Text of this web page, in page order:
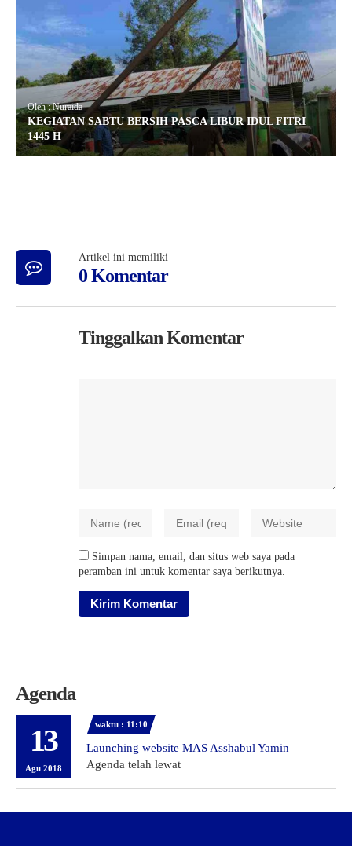
Oleh : Nuraida
KEGIATAN SABTU BERSIH PASCA LIBUR IDUL FITRI
1445 H
Artikel ini memiliki
0 Komentar
Tinggalkan Komentar
Simpan nama, email, dan situs web saya pada
peramban ini untuk komentar saya berikutnya.
Agenda
13
Agu 2018
waktu : 11:10
Launching website MAS Asshabul Yamin
Agenda telah lewat